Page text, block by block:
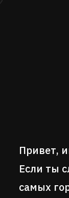
Привет,
Если ты
самых